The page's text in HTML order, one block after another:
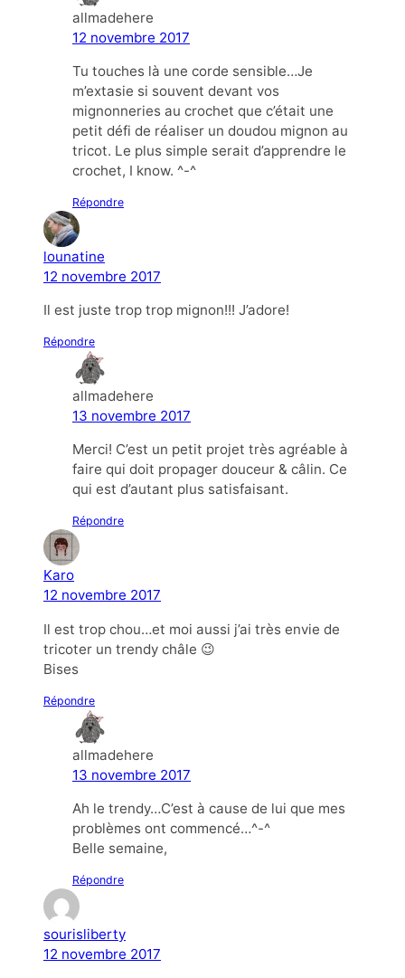
allmadehere
12 novembre 2017
Tu touches là une corde sensible…Je
m’extasie si souvent devant vos
mignonneries au crochet que c’était une
petit défi de réaliser un doudou mignon au
tricot. Le plus simple serait d’apprendre le
crochet, I know. ^-^
Répondre
lounatine
12 novembre 2017
Il est juste trop trop mignon!!! J’adore!
Répondre
allmadehere
13 novembre 2017
Merci! C’est un petit projet très agréable à
faire qui doit propager douceur & câlin. Ce
qui est d’autant plus satisfaisant.
Répondre
Karo
12 novembre 2017
Il est trop chou…et moi aussi j’ai très envie de
tricoter un trendy châle 😉
Bises
Répondre
allmadehere
13 novembre 2017
Ah le trendy…C’est à cause de lui que mes
problèmes ont commencé…^-^
Belle semaine,
Répondre
sourisliberty
12 novembre 2017